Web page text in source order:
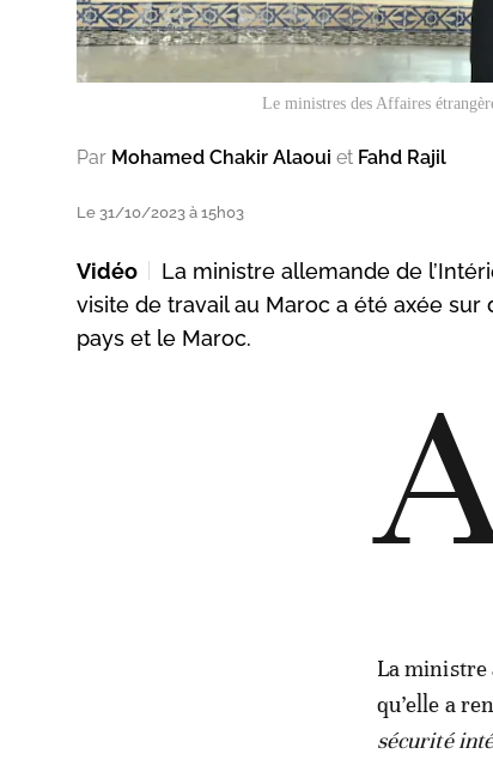
Le ministres des Affaires
Par Mohamed Chakir Alaoui et Fahd Rajil
Le 31/10/2023 à 15h03
Vidéo
La ministre allemande de
visite de travail au Maroc a été axée
pays et le Maroc.
La ministre
qu’elle a
sécurité